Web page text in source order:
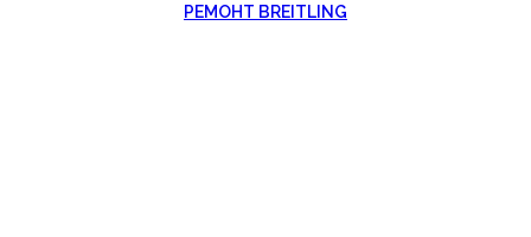
РЕМОНТ BREITLING